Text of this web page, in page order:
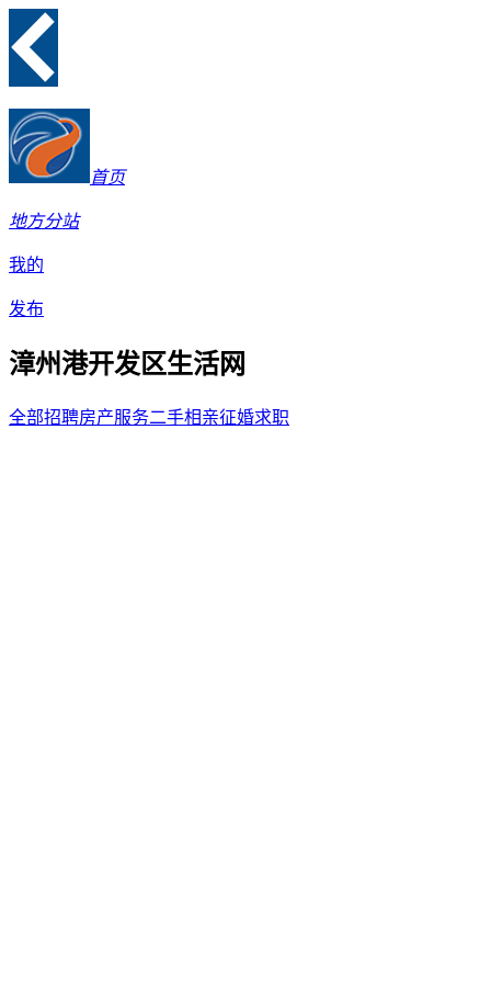
首页
地方分站
我的
发布
漳州港开发区生活网
全部招聘房产服务二手相亲征婚求职